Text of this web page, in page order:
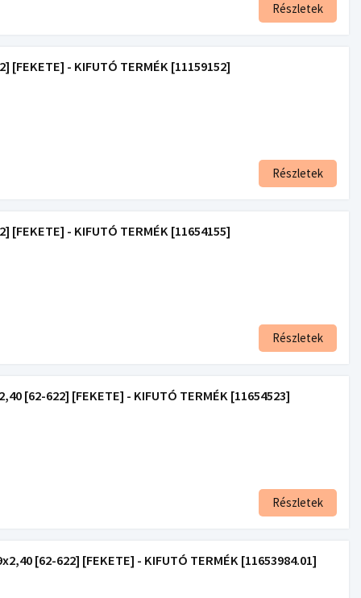
Részletek
[FEKETE] - KIFUTÓ TERMÉK [11159152]
Részletek
[FEKETE] - KIFUTÓ TERMÉK [11654155]
Részletek
[62-622] [FEKETE] - KIFUTÓ TERMÉK [11654523]
Részletek
[62-622] [FEKETE] - KIFUTÓ TERMÉK [11653984.01]